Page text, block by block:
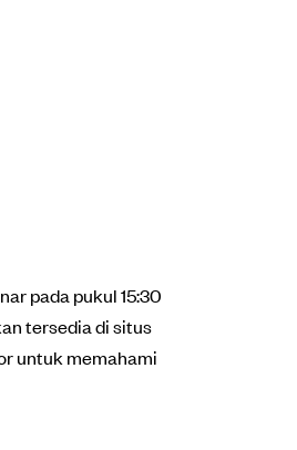
pada pukul 15:30
tersedia di situs
untuk memahami